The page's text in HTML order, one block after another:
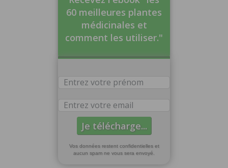
60 meilleures plantes
médicinales et
comment les utiliser."
Vos données restent confidentielles et
aucun spam ne vous sera envoyé.